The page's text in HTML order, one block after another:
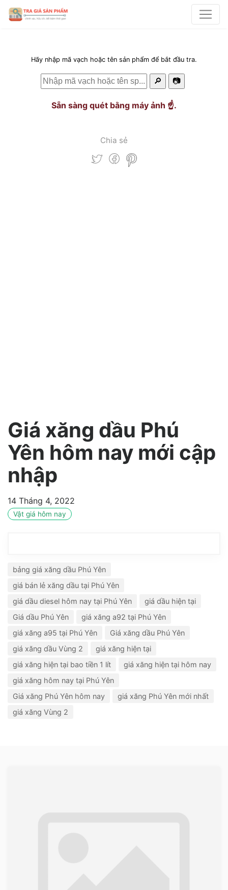
Hãy nhập mã vạch hoặc tên sản phẩm để bắt đầu tra.
🔎 📷
Sẵn sàng quét bằng máy ảnh ☝️.
Chia sẻ
Giá xăng dầu Phú
Yên hôm nay mới cập
nhập
14 Tháng 4, 2022
Vật giá hôm nay
bảng giá xăng dầu Phú Yên
giá bán lẻ xăng dầu tại Phú Yên
giá dầu diesel hôm nay tại Phú Yên
giá dầu hiện tại
Giá dầu Phú Yên
giá xăng a92 tại Phú Yên
giá xăng a95 tại Phú Yên
Giá xăng dầu Phú Yên
giá xăng dầu Vùng 2
giá xăng hiện tại
giá xăng hiện tại bao tiền 1 lít
giá xăng hiện tại hôm nay
giá xăng hôm nay tại Phú Yên
Giá xăng Phú Yên hôm nay
giá xăng Phú Yên mới nhất
giá xăng Vùng 2